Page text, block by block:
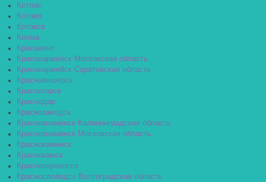
Котлас
Котово
Котовск
Кохма
Красавино
Красноармейск Московская область
Красноармейск Саратовская область
Красновишерск
Красногорск
Краснодар
Краснозаводск
Краснознаменск Калининградская область
Краснознаменск Московская область
Краснокаменск
Краснокамск
Красноперекопск
Краснослободск Волгоградская область